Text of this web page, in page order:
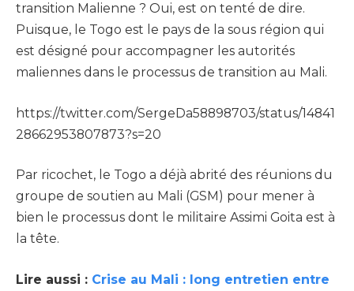
transition Malienne ? Oui, est on tenté de dire.
Puisque, le Togo est le pays de la sous région qui
est désigné pour accompagner les autorités
maliennes dans le processus de transition au Mali.
https://twitter.com/SergeDa58898703/status/14841
28662953807873?s=20
Par ricochet, le Togo a déjà abrité des réunions du
groupe de soutien au Mali (GSM) pour mener à
bien le processus dont le militaire Assimi Goita est à
la tête.
Lire aussi : Crise au Mali : long entretien entre